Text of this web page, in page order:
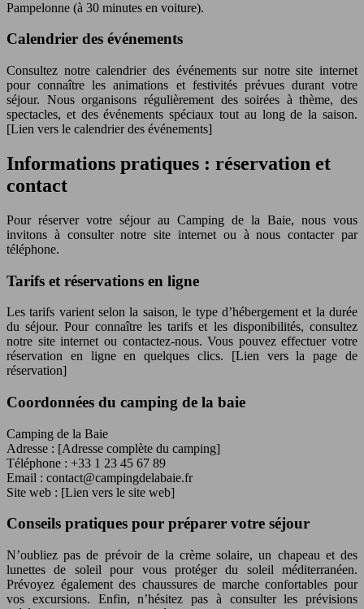
Pampelonne (à 30 minutes en voiture).
Calendrier des événements
Consultez notre calendrier des événements sur notre site internet
pour connaître les animations et festivités prévues durant votre
séjour. Nous organisons régulièrement des soirées à thème, des
spectacles, et des événements spéciaux tout au long de la saison.
[Lien vers le calendrier des événements]
Informations pratiques : réservation et
contact
Pour réserver votre séjour au Camping de la Baie, nous vous
invitons à consulter notre site internet ou à nous contacter par
téléphone.
Tarifs et réservations en ligne
Les tarifs varient selon la saison, le type d’hébergement et la durée
du séjour. Pour connaître les tarifs et les disponibilités, consultez
notre site internet ou contactez-nous. Vous pouvez effectuer votre
réservation en ligne en quelques clics. [Lien vers la page de
réservation]
Coordonnées du camping de la baie
Camping de la Baie
Adresse : [Adresse complète du camping]
Téléphone : +33 1 23 45 67 89
Email : contact@campingdelabaie.fr
Site web : [Lien vers le site web]
Conseils pratiques pour préparer votre séjour
N’oubliez pas de prévoir de la crème solaire, un chapeau et des
lunettes de soleil pour vous protéger du soleil méditerranéen.
Prévoyez également des chaussures de marche confortables pour
vos excursions. Enfin, n’hésitez pas à consulter les prévisions